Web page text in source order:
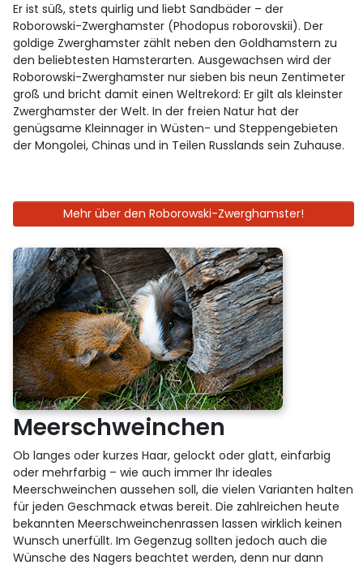
Er ist süß, stets quirlig und liebt Sandbäder – der
Roborowski-Zwerghamster (Phodopus roborovskii). Der
goldige Zwerghamster zählt neben den Goldhamstern zu
den beliebtesten Hamsterarten. Ausgewachsen wird der
Roborowski-Zwerghamster nur sieben bis neun Zentimeter
groß und bricht damit einen Weltrekord: Er gilt als kleinster
Zwerghamster der Welt. In der freien Natur hat der
genügsame Kleinnager in Wüsten- und Steppengebieten
der Mongolei, Chinas und in Teilen Russlands sein Zuhause.
Mehr über den Roborowski-Zwerghamster!
Meerschweinchen
Ob langes oder kurzes Haar, gelockt oder glatt, einfarbig
oder mehrfarbig – wie auch immer Ihr ideales
Meerschweinchen aussehen soll, die vielen Varianten halten
für jeden Geschmack etwas bereit. Die zahlreichen heute
bekannten Meerschweinchenrassen lassen wirklich keinen
Wunsch unerfüllt. Im Gegenzug sollten jedoch auch die
Wünsche des Nagers beachtet werden, denn nur dann